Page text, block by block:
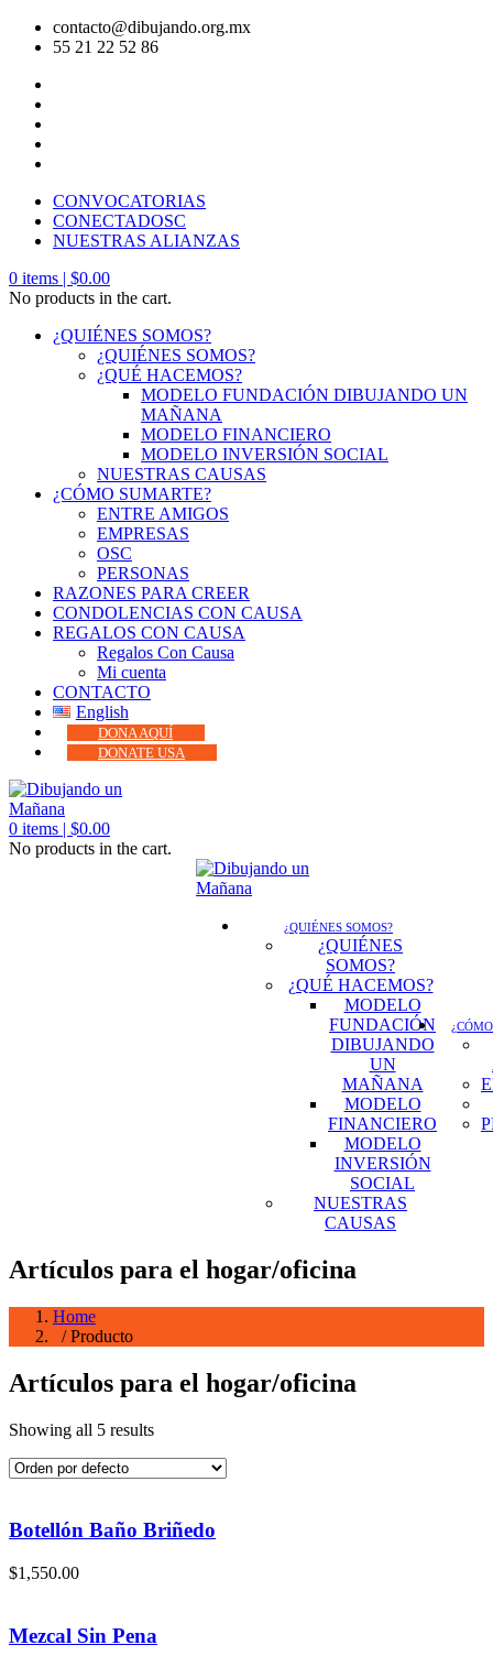
contacto@dibujando.org.mx
55 21 22 52 86
CONVOCATORIAS
CONECTADOSC
NUESTRAS ALIANZAS
0 items | $0.00
No products in the cart.
¿QUIÉNES SOMOS?
¿QUIÉNES SOMOS?
¿QUÉ HACEMOS?
MODELO FUNDACIÓN DIBUJANDO UN
MAÑANA
MODELO FINANCIERO
MODELO INVERSIÓN SOCIAL
NUESTRAS CAUSAS
¿CÓMO SUMARTE?
ENTRE AMIGOS
EMPRESAS
OSC
PERSONAS
RAZONES PARA CREER
CONDOLENCIAS CON CAUSA
REGALOS CON CAUSA
Regalos Con Causa
Mi cuenta
CONTACTO
English
DONA AQUÍ
DONATE USA
0 items | $0.00
No products in the cart.
¿QUIÉNES SOMOS?
¿QUIÉNES
SOMOS?
¿QUÉ HACEMOS?
MODELO
FUNDACIÓN
DIBUJANDO
UN
MAÑANA
MODELO
FINANCIERO
MODELO
INVERSIÓN
SOCIAL
NUESTRAS
CAUSAS
Artículos para el hogar/oficina
Home
/ Producto
Artículos para el hogar/oficina
Showing all 5 results
Botellón Baño Briñedo
$1,550.00
Mezcal Sin Pena